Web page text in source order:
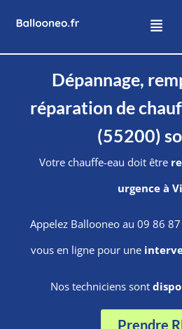
Dépannage,
réparation de
(55200)
Votre chauffe-eau doit être
urgence à
Appelez Ballooneo au 09 86
vous en ligne pour une
Nos techniciens sont
Prendre